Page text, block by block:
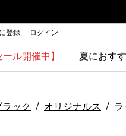
登録 ログイン
ル開催中】 夏におす
ラック オリジナルス ラ